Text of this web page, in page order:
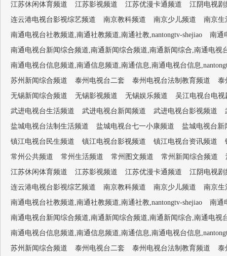
江苏休闲体育频道
江苏影视频道 江苏优漫卡通频道
江阴电视剧
连云港电视台影视综艺频道
南京教科频道 南京少儿频道
南京生
南通电视台社教频道,南通社教频道,南通社教,nantongtv-shejiao
南通
南通电视台新闻综合频道,南通新闻综合频道,南通新闻综合,南通电视
南通电视台信息频道,南通信息频道,南通信息,南通电视台信息
苏州新闻综合频道
泰州电视台二套 泰州电视台法制教育频道
泰
无锡新闻综合频道
无锡影视频道 无锡娱乐频道
吴江电视台电视
武进电视台生活频道
武进电视台新闻频道 武进电视台影视频道
盐城电视台法制生活频道
盐城电视台七一小康频道
盐城电视台新
镇江电视台民生频道
镇江电视台影视频道 镇江电视台资讯频道
常州公共频道
常州生活频道 常州图文频道 常州新闻综合频道
江苏休闲体育频道
江苏影视频道 江苏优漫卡通频道
江阴电视剧
连云港电视台影视综艺频道
南京教科频道 南京少儿频道
南京生
南通电视台社教频道,南通社教频道,南通社教,nantongtv-shejiao
南通
南通电视台新闻综合频道,南通新闻综合频道,南通新闻综合,南通电视
南通电视台信息频道,南通信息频道,南通信息,南通电视台信息
苏州新闻综合频道
泰州电视台二套 泰州电视台法制教育频道
泰